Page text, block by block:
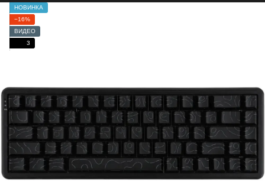
НОВИНКА
−16%
ВИДЕО
3